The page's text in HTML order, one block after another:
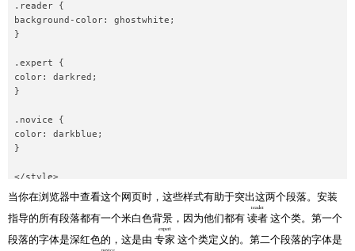
.reader {
background-color: ghostwhite;
}
.expert {
color: darkred;
}
.novice {
color: darkblue;
}
</style>
<body>
当你在浏览器中查看这个网页时，这些样式有助于突出这两个段落。安装
指导的所有段落都有一个米白色背景，因为他们都有读者
reader
这个类。第一个
段落的字体是深红色的，这是由 专家
expert
这个类定义的。第二个段落的字体是